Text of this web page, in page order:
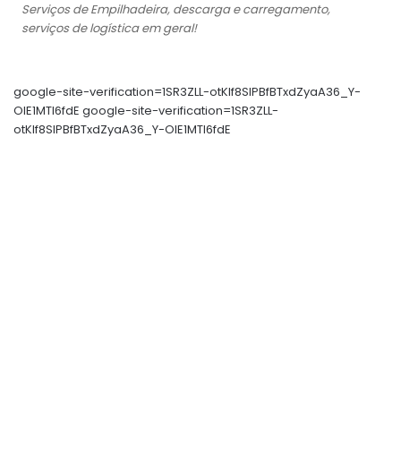
Serviços de Empilhadeira, descarga e carregamento,
serviços de logística em geral!
google-site-verification=1SR3ZLL-otKIf8SlPBfBTxdZyaA36_Y-
OIE1MTl6fdE google-site-verification=1SR3ZLL-
otKIf8SlPBfBTxdZyaA36_Y-OIE1MTl6fdE